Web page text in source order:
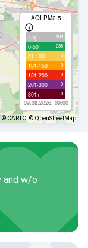
AQI PM2.5
с/д 109
0-50 238
51-100 3
101-150 0
151-200 0
201-300 0
301+ 0
09.08.2026, 09:00
© CARTO © OpenStreetMap
and w/o